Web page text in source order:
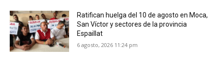
Ratifican huelga del 10 de agosto en Moca,
San Víctor y sectores de la provincia
Espaillat
6 agosto, 2026 11:24 pm